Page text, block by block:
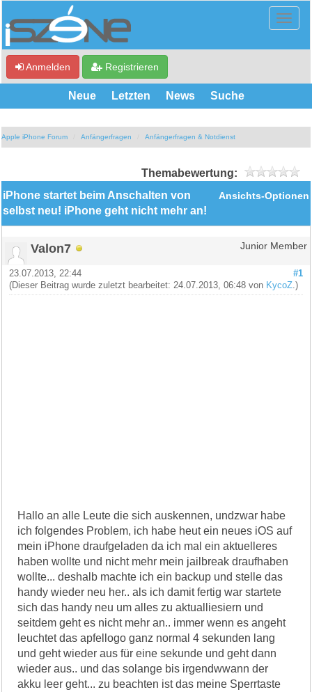
Anmelden Registrieren
Neue Letzten News Suche
Apple iPhone Forum Anfängerfragen Anfängerfragen & Notdienst
Themabewertung:
Ansichts-Optionen
iPhone startet beim Anschalten von
selbst neu! iPhone geht nicht mehr an!
Valon7 Junior Member
#1
23.07.2013, 22:44
(Dieser Beitrag wurde zuletzt bearbeitet: 24.07.2013, 06:48 von KycoZ .)
Hallo an alle Leute die sich auskennen, undzwar habe
ich folgendes Problem, ich habe heut ein neues iOS auf
mein iPhone draufgeladen da ich mal ein aktuelleres
haben wollte und nicht mehr mein jailbreak draufhaben
wollte... deshalb machte ich ein backup und stelle das
handy wieder neu her.. als ich damit fertig war startete
sich das handy neu um alles zu aktualliesiern und
seitdem geht es nicht mehr an.. immer wenn es angeht
leuchtet das apfellogo ganz normal 4 sekunden lang
und geht wieder aus für eine sekunde und geht dann
wieder aus.. und das solange bis irgendwwann der
akku leer geht... zu beachten ist das meine Sperrtaste